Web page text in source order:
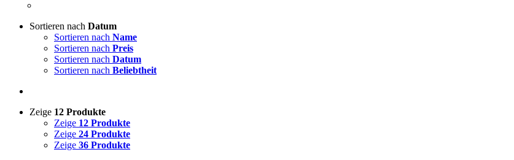
Sortieren nach Datum
Sortieren nach Name
Sortieren nach Preis
Sortieren nach Datum
Sortieren nach Beliebtheit
Zeige 12 Produkte
Zeige 12 Produkte
Zeige 24 Produkte
Zeige 36 Produkte